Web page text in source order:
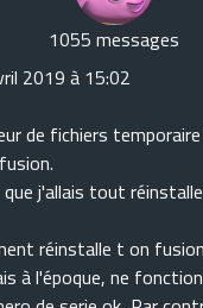
1055 messages
2019 à 15:02
de fichiers
j'allais tout
réinstalle t on
à l'époque, ne